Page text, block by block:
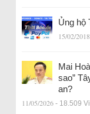
Ủng hộ
15/02/2018
Mai
sao”
an?
11/05/2026 - 18.509